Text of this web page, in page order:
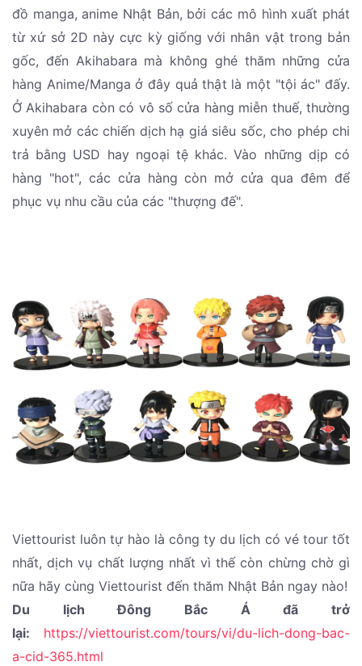
đồ manga, anime Nhật Bản, bởi các mô hình xuất phát
từ xứ sở 2D này cực kỳ giống với nhân vật trong bản
gốc, đến Akihabara mà không ghé thăm những cửa
hàng Anime/Manga ở đây quả thật là một "tội ác" đấy.
Ở Akihabara còn có vô số cửa hàng miễn thuế, thường
xuyên mở các chiến dịch hạ giá siêu sốc, cho phép chi
trả bằng USD hay ngoại tệ khác. Vào những dịp có
hàng "hot", các cửa hàng còn mở cửa qua đêm để
phục vụ nhu cầu của các "thượng đế".
Viettourist luôn tự hào là công ty du lịch có vé tour tốt
nhất, dịch vụ chất lượng nhất vì thế còn chừng chờ gì
nữa hãy cùng Viettourist đến thăm Nhật Bản ngay nào!
Du lịch Đông Bắc Á đã trở
lại: https://viettourist.com/tours/vi/du-lich-dong-bac-
a-cid-365.html